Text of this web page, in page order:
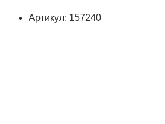
Артикул: 157240